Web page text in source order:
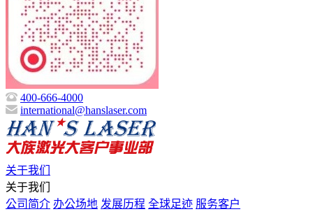
400-666-4000
international@hanslaser.com
关于我们
关于我们
公司简介 办公场地 发展历程 全球足迹 服务客户